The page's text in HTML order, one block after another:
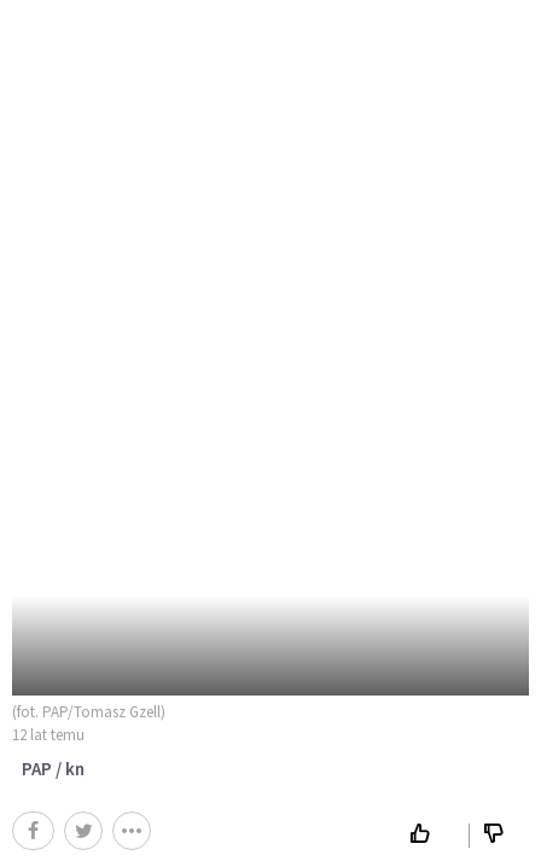
(fot. PAP/Tomasz Gzell)
12 lat temu
PAP / kn